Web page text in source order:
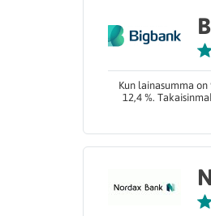
Kun lainasumma
12,4 %.